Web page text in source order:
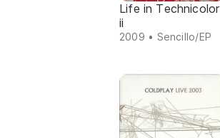
Life in Technicolor
ii
2009 • Sencillo/EP